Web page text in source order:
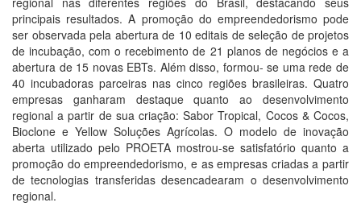
principais resultados. A promoção do empreendedorismo pode
ser observada pela abertura de 10 editais de seleção de projetos
de incubação, com o recebimento de 21 planos de negócios e a
abertura de 15 novas EBTs. Além disso, formou- se uma rede de
40 incubadoras parceiras nas cinco regiões brasileiras. Quatro
empresas ganharam destaque quanto ao desenvolvimento
regional a partir de sua criação: Sabor Tropical, Cocos & Cocos,
Bioclone e Yellow Soluções Agrícolas. O modelo de inovação
aberta utilizado pelo PROETA mostrou-se satisfatório quanto a
promoção do empreendedorismo, e as empresas criadas a partir
de tecnologias transferidas desencadearam o desenvolvimento
regional.